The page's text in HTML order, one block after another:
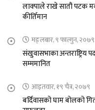
लाक्पाले राखे सातौ पटक
कीर्तिमान
मङ्लबार, ९ फाल्गुन, २०७९
संखुवासभाका
सम्ममानित
आइतवार, १९ चैत्र, २०७९
बर्दिवासको घाम बोलको